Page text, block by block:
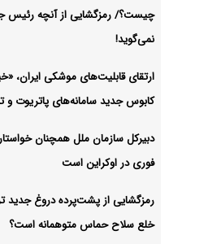
چیست؟/ رمزگشایی از آنچه رئیس
نمی‌گوید!
ارتقای قابلیت‌های موشکی ایران،
کابوس جدید سامانه‌های پاتریوت و
دبیرکل سازمان ملل همچنان
فوری در اوکراین است
رمزگشایی از پشت‌پرده دروغ جدید
خلع سلاح حماس متوهمانه است؟